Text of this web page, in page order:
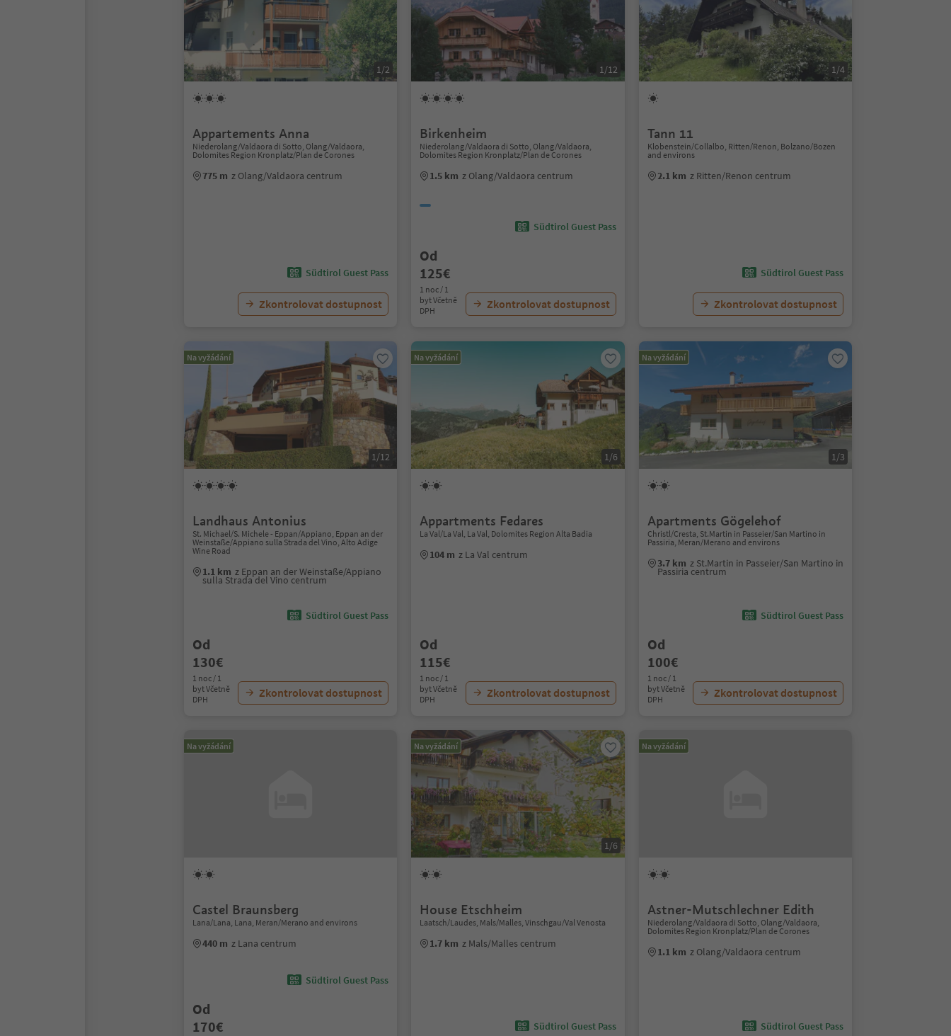
1/2
Appartements Anna
Niederolang/Valdaora di Sotto, Olang/Valdaora,
Dolomites Region Kronplatz/Plan de Corones
775 m z Olang/Valdaora centrum
Südtirol Guest Pass
Zkontrolovat dostupnost
1/12
Birkenheim
Niederolang/Valdaora di Sotto, Olang/Valdaora,
Dolomites Region Kronplatz/Plan de Corones
1.5 km z Olang/Valdaora centrum
Südtirol Guest Pass
Od
125€
1 noc / 1
byt Včetně
DPH
Zkontrolovat dostupnost
1/4
Tann 11
Klobenstein/Collalbo, Ritten/Renon, Bolzano/Bozen
and environs
2.1 km z Ritten/Renon centrum
Südtirol Guest Pass
Zkontrolovat dostupnost
Na vyžádání
1/12
Landhaus Antonius
St. Michael/S. Michele - Eppan/Appiano, Eppan an der
Weinstaße/Appiano sulla Strada del Vino, Alto Adige
Wine Road
1.1 km z Eppan an der Weinstaße/Appiano
sulla Strada del Vino centrum
Südtirol Guest Pass
Od
130€
1 noc / 1
byt Včetně
DPH
Zkontrolovat dostupnost
Na vyžádání
1/6
Appartments Fedares
La Val/La Val, La Val, Dolomites Region Alta Badia
104 m z La Val centrum
Od
115€
1 noc / 1
byt Včetně
DPH
Zkontrolovat dostupnost
Na vyžádání
1/3
Apartments Gögelehof
Christl/Cresta, St.Martin in Passeier/San Martino in
Passiria, Meran/Merano and environs
3.7 km z St.Martin in Passeier/San Martino in
Passiria centrum
Südtirol Guest Pass
Od
100€
1 noc / 1
byt Včetně
DPH
Zkontrolovat dostupnost
Na vyžádání
Castel Braunsberg
Lana/Lana, Lana, Meran/Merano and environs
440 m z Lana centrum
Südtirol Guest Pass
Od
170€
Na vyžádání
1/6
House Etschheim
Laatsch/Laudes, Mals/Malles, Vinschgau/Val Venosta
1.7 km z Mals/Malles centrum
Südtirol Guest Pass
Na vyžádání
Astner-Mutschlechner Edith
Niederolang/Valdaora di Sotto, Olang/Valdaora,
Dolomites Region Kronplatz/Plan de Corones
1.1 km z Olang/Valdaora centrum
Südtirol Guest Pass